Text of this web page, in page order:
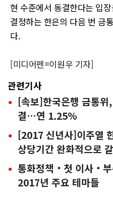
현 수준에서 동결한다는 입
결정하는 한은의 다음 번 금
다.
[미디어펜=이원우 기자]
관련기사
[속보]한국은행 금통
결…연 1.25%
[2017 신년사]이주열
상당기간 완화적으로
통화정책‧첫 이사‧
2017년 주요 테마들